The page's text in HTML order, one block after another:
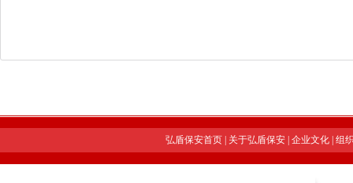
弘盾保安首页| 关于弘盾保安| 企业文化| 组